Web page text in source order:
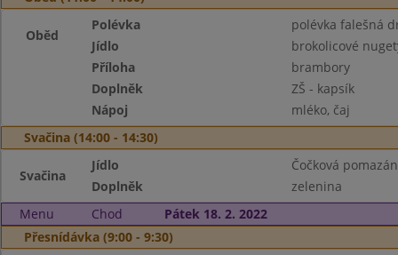
Oběd
Polévka
polévka falešná
Jídlo
brokolicové
Příloha
brambory
Doplněk
ZŠ - kapsík
Nápoj
mléko, čaj
Svačina (14:00 - 14:30)
Svačina
Jídlo
Čočková
Doplněk
zelenina
Menu
Chod
Pátek 18. 2. 2022
Přesnídávka (9:00 - 9:30)